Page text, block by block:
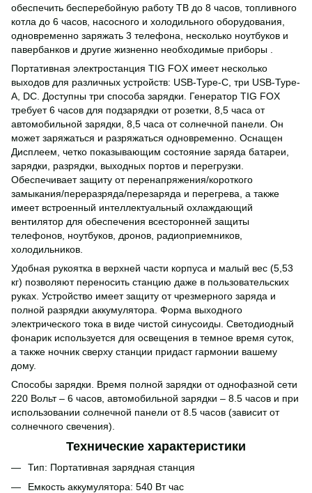
обеспечить бесперебойную работу ТВ до 8 часов, топливного
котла до 6 часов, насосного и холодильного оборудования,
одновременно заряжать 3 телефона, несколько ноутбуков и
павербанков и другие жизненно необходимые приборы .
Портативная электростанция TIG FOX имеет несколько
выходов для различных устройств: USB-Type-C, три USB-Type-
A, DC. Доступны три способа зарядки. Генератор TIG FOX
требует 6 часов для подзарядки от розетки, 8,5 часа от
автомобильной зарядки, 8,5 часа от солнечной панели. Он
может заряжаться и разряжаться одновременно. Оснащен
Дисплеем, четко показывающим состояние заряда батареи,
зарядки, разрядки, выходных портов и перегрузки.
Обеспечивает защиту от перенапряжения/короткого
замыкания/переразряда/перезаряда и перегрева, а также
имеет встроенный интеллектуальный охлаждающий
вентилятор для обеспечения всесторонней защиты
телефонов, ноутбуков, дронов, радиоприемников,
холодильников.
Удобная рукоятка в верхней части корпуса и малый вес (5,53
кг) позволяют переносить станцию ​​даже в пользовательских
руках. Устройство имеет защиту от чрезмерного заряда и
полной разрядки аккумулятора. Форма выходного
электрического тока в виде чистой синусоиды. Светодиодный
фонарик используется для освещения в темное время суток,
а также ночник сверху станции придаст гармонии вашему
дому.
Способы зарядки. Время полной зарядки от однофазной сети
220 Вольт – 6 часов, автомобильной зарядки – 8.5 часов и при
использовании солнечной панели от 8.5 часов (зависит от
солнечного свечения).
Технические характеристики
Тип: Портативная зарядная станция
Емкость аккумулятора: 540 Вт час